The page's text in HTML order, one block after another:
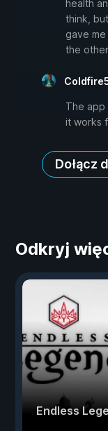
health
think,
gave
the
The app
it works
Dołącz
Odkryj
Endless